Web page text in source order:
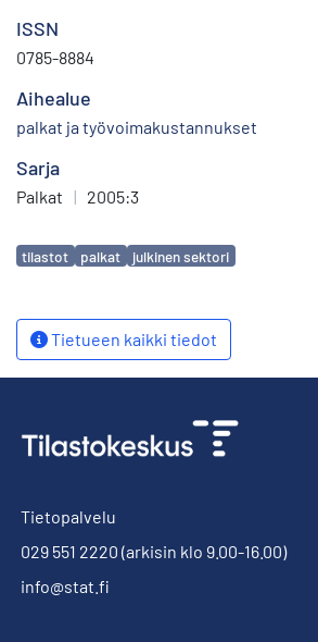
ISSN
0785-8884
Aihealue
palkat ja työvoimakustannukset
Sarja
Palkat | 2005:3
Avainsanat
tilastot palkat julkinen sektori
Tietueen kaikki tiedot
Tietopalvelu
029 551 2220 (arkisin klo 9.00-16.00)
info@stat.fi